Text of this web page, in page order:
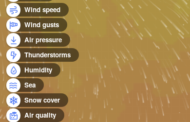
Wind speed
Wind gusts
Air pressure
Thunderstorms
Humidity
Sea
Snow cover
Air quality